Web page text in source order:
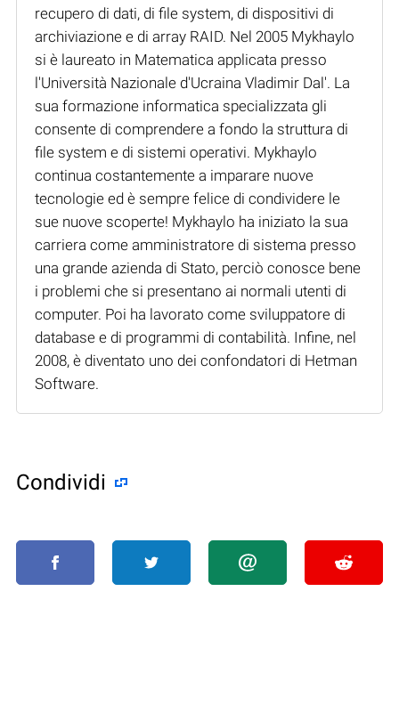
recupero di dati, di file system, di dispositivi di
archiviazione e di array RAID. Nel 2005 Mykhaylo
si è laureato in Matematica applicata presso
l'Università Nazionale d'Ucraina Vladimir Dal'. La
sua formazione informatica specializzata gli
consente di comprendere a fondo la struttura di
file system e di sistemi operativi. Mykhaylo
continua costantemente a imparare nuove
tecnologie ed è sempre felice di condividere le
sue nuove scoperte! Mykhaylo ha iniziato la sua
carriera come amministratore di sistema presso
una grande azienda di Stato, perciò conosce bene
i problemi che si presentano ai normali utenti di
computer. Poi ha lavorato come sviluppatore di
database e di programmi di contabilità. Infine, nel
2008, è diventato uno dei confondatori di Hetman
Software.
Condividi